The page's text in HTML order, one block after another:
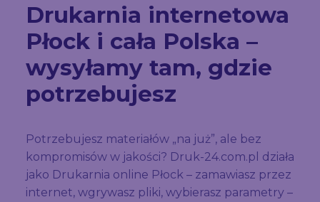
Drukarnia internetowa
Płock i cała Polska –
wysyłamy tam, gdzie
potrzebujesz
Potrzebujesz materiałów „na już”, ale bez
kompromisów w jakości? Druk-24.com.pl działa
jako Drukarnia online Płock – zamawiasz przez
internet, wgrywasz pliki, wybierasz parametry –